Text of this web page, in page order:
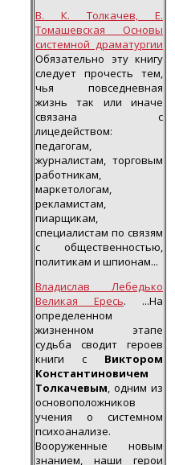
В. К. Толкачев, Е.
Томашевская Основы
системной драматургии
Обязательно эту книгу
следует прочесть тем,
чья повседневная
жизнь так или иначе
связана с
лицедейством:
педагогам,
журналистам, торговым
работникам,
маркетологам,
рекламистам,
пиарщикам,
специалистам по связям
с общественностью,
политикам и шпионам...
Владислав Лебедько
Великая Ересь. ...На
определенном
жизненном этапе
судьба сводит героев
книги с Виктором
Константиновичем
Толкачевым, одним из
основоположников
учения о системном
психоанализе.
Вооруженные новым
знанием, наши герои